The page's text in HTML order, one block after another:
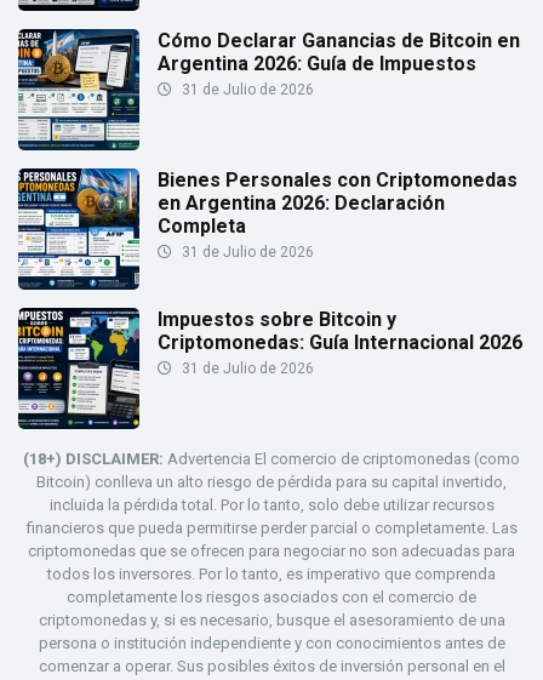
Cómo Declarar Ganancias de Bitcoin en
Argentina 2026: Guía de Impuestos
31 de Julio de 2026
Bienes Personales con Criptomonedas
en Argentina 2026: Declaración
Completa
31 de Julio de 2026
Impuestos sobre Bitcoin y
Criptomonedas: Guía Internacional 2026
31 de Julio de 2026
(18+) DISCLAIMER: Advertencia El comercio de criptomonedas (como
Bitcoin) conlleva un alto riesgo de pérdida para su capital invertido,
incluida la pérdida total. Por lo tanto, solo debe utilizar recursos
financieros que pueda permitirse perder parcial o completamente. Las
criptomonedas que se ofrecen para negociar no son adecuadas para
todos los inversores. Por lo tanto, es imperativo que comprenda
completamente los riesgos asociados con el comercio de
criptomonedas y, si es necesario, busque el asesoramiento de una
persona o institución independiente y con conocimientos antes de
comenzar a operar. Sus posibles éxitos de inversión personal en el